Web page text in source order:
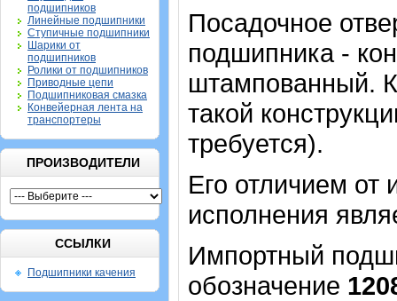
подшипников
Линейные подшипники
Ступичные подшипники
Шарики от
подшипников
Ролики от подшипников
Приводные цепи
Подшипниковая смазка
Конвейерная лента на
транспортеры
ПРОИЗВОДИТЕЛИ
ССЫЛКИ
Подшипники качения
Посадочное
подшипника -
штампованный.
такой
требуется).
Его отличием от
исполнения
Импортный
обозначение